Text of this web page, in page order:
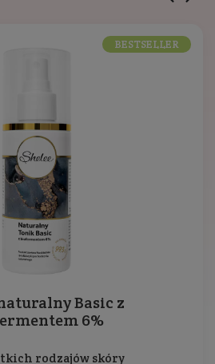
Basic z
6%
rodzajów skóry
BESTSELLER